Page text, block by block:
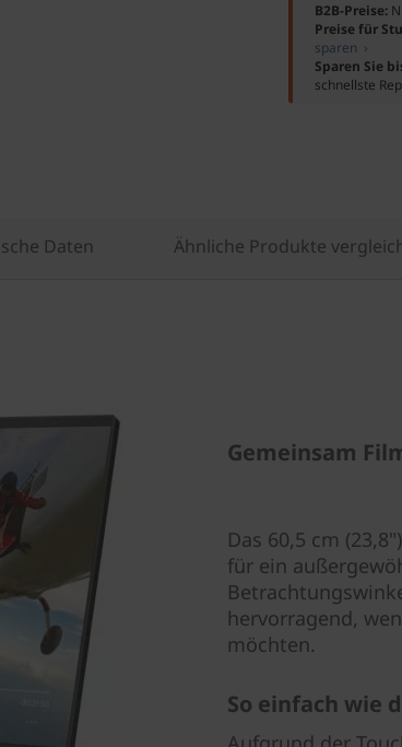
B2B-Preise:
Preise für
sparen ›
Sparen Sie
schnellste
Daten Ähnliche Produkte
Gemeinsam
Das 60,5 cm
für ein
hervorragend,
möchten.
So einfach wie